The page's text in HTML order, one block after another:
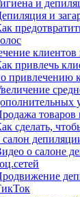
и
и
привлечь
привлечению
товаров
сделать,
салон
о салоне